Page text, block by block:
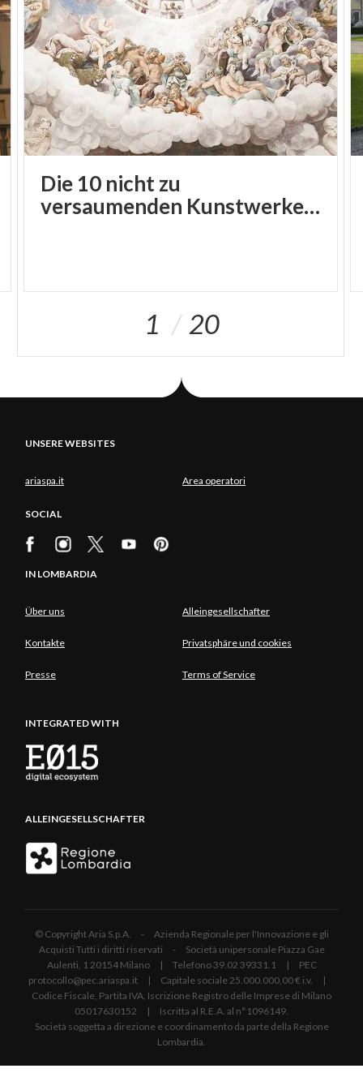
Die 10 nicht zu
versaumenden Kunstwerke in der Lombardei
1 20
UNSERE WEBSITES
ariaspa.it Area operatori
SOCIAL
IN LOMBARDIA
Über uns Alleingesellschafter
Kontakte Privatsphäre und cookies
Presse Terms of Service
INTEGRATED WITH
ALLEINGESELLSCHAFTER
© Copyright Aria S.p.A. - Azienda Regionale per l'Innovazione e gli
Acquisti Tutti i diritti riservati - Società unipersonale Piazza Gae
Aulenti, 1 20154 Milano | Telefono 39.02 39331.1 | PEC
protocollo@pec.ariaspa.it | Capitale sociale 25.000.000,00 € i.v. |
Codice Fiscale, Partita IVA, Iscrizione Registro delle Imprese di Milano
05017630152 | Iscritta al R.E.A. al n°1096149.
Società soggetta a direzione e coordinamento da parte della Regione
Lombardia.